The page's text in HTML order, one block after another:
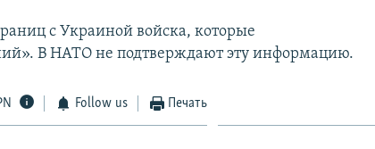
с Украиной войска, которые
В НАТО не подтверждают эту информацию.
Follow us Печать